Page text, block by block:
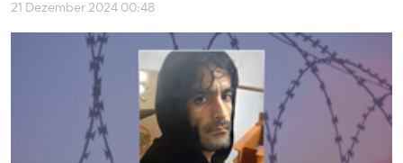
21 Dezember 2024 00:48